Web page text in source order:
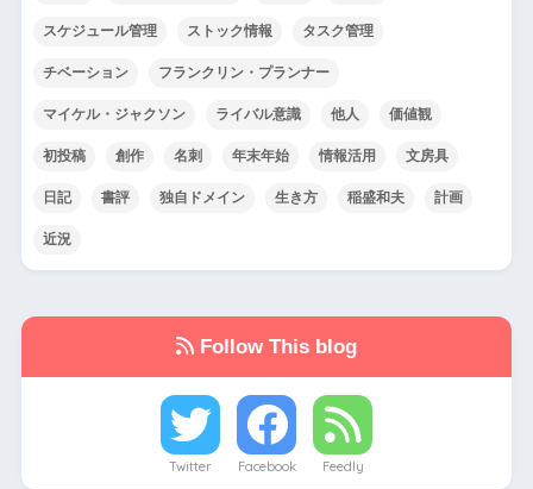
スケジュール管理 ストック情報 タスク管理
チベーション フランクリン・プランナー
マイケル・ジャクソン ライバル意識 他人 価値観
初投稿 創作 名刺 年末年始 情報活用 文房具
日記 書評 独自ドメイン 生き方 稲盛和夫 計画
近況
Follow This blog
Twitter Facebook Feedly